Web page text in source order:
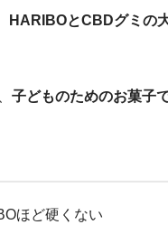
HARIBOとCBDグミの
子どものためのお菓子
ほど硬くない